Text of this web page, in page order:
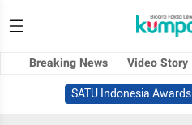
Breaking News Video Story
SATU Indonesia Awards